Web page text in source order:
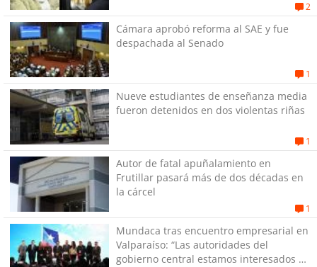
2
Cámara aprobó reforma al SAE y fue
despachada al Senado
1
Nueve estudiantes de enseñanza media
fueron detenidos en dos violentas riñas
1
Autor de fatal apuñalamiento en
Frutillar pasará más de dos décadas en
la cárcel
1
Mundaca tras encuentro empresarial en
Valparaíso: “Las autoridades del
gobierno central estamos interesados en